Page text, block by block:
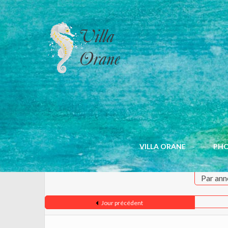
VILLA ORANE
CALENDRIER
Par
Jour précédent